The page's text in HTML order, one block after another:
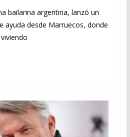
bailarina argentina, lanzó un
ayuda desde Marruecos, donde